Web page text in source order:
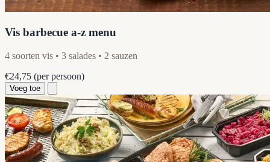
Vis barbecue a-z menu
4 soorten vis • 3 salades • 2 sauzen
€24,75 (per persoon)
Voeg toe